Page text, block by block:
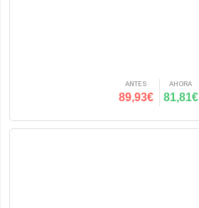
ANTES
89,93€
AHORA
81,81€